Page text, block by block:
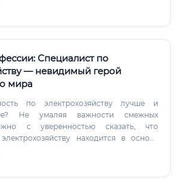
Специалист по
— невидимый герой
мира
по электрохозяйству лучше и
Не умаляя важности смежных
с уверенностью сказать, что
находится в основе